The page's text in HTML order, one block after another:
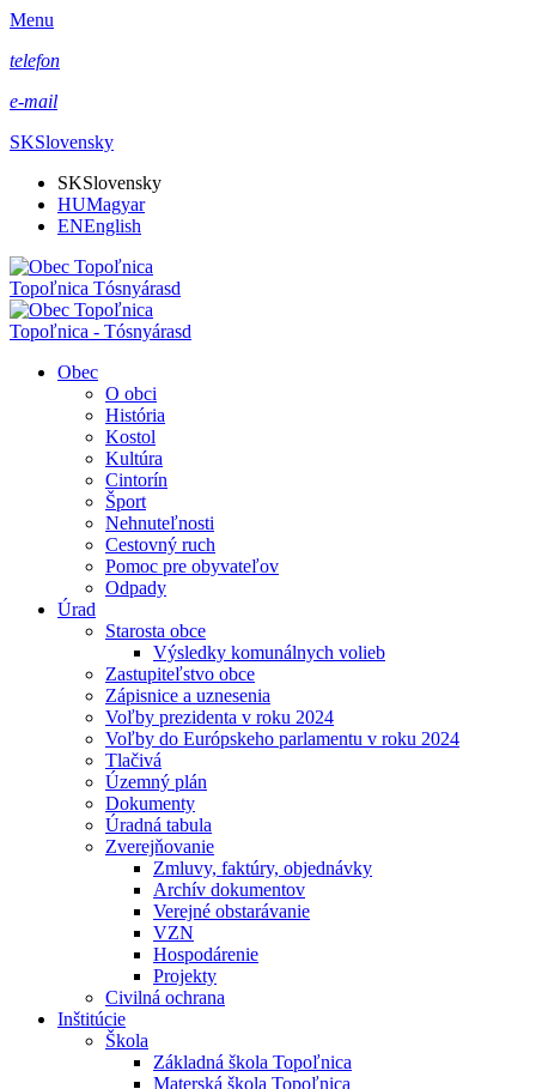
Menu
telefon
e-mail
SKSlovensky
SKSlovensky
HUMagyar
ENEnglish
Topoľnica Tósnyárasd
Topoľnica - Tósnyárasd
Obec
O obci
História
Kostol
Kultúra
Cintorín
Šport
Nehnuteľnosti
Cestovný ruch
Pomoc pre obyvateľov
Odpady
Úrad
Starosta obce
Výsledky komunálnych volieb
Zastupiteľstvo obce
Zápisnice a uznesenia
Voľby prezidenta v roku 2024
Voľby do Európskeho parlamentu v roku 2024
Tlačivá
Územný plán
Dokumenty
Úradná tabula
Zverejňovanie
Zmluvy, faktúry, objednávky
Archív dokumentov
Verejné obstarávanie
VZN
Hospodárenie
Projekty
Civilná ochrana
Inštitúcie
Škola
Základná škola Topoľnica
Materská škola Topoľnica